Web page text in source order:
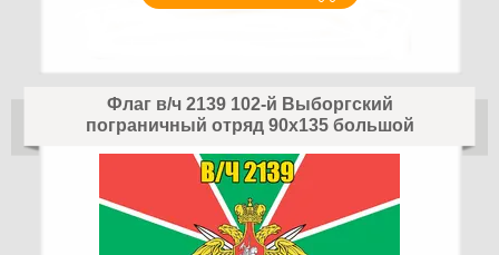
Флаг в/ч 2139 102-й Выборгский
пограничный отряд 90х135 большой